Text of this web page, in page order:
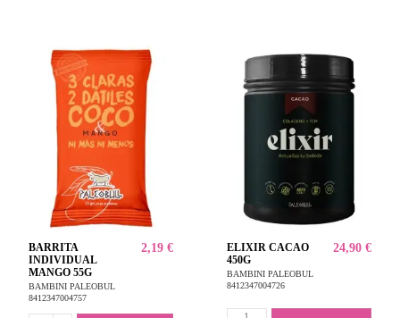
BARRITA
INDIVIDUAL
MANGO 55G
BAMBINI PALEOBUL
8412347004757
2,19 €
ELIXIR CACAO
450G
BAMBINI PALEOBUL
8412347004726
24,90 €